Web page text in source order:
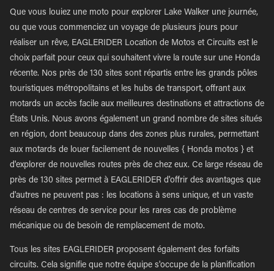
Que vous louiez une moto pour explorer Lake Walker une journée,
ou que vous commenciez un voyage de plusieurs jours pour
réaliser un rêve, EAGLERIDER Location de Motos et Circuits est le
choix parfait pour ceux qui souhaitent vivre la route sur une Honda
récente. Nos près de 130 sites sont répartis entre les grands pôles
touristiques métropolitains et les hubs de transport, offrant aux
motards un accès facile aux meilleures destinations et attractions de
États Unis. Nous avons également un grand nombre de sites situés
en région, dont beaucoup dans des zones plus rurales, permettant
aux motards de louer facilement de nouvelles { Honda motos } et
d'explorer de nouvelles routes près de chez eux. Ce large réseau de
près de 130 sites permet à EAGLERIDER d'offrir des avantages que
d'autres ne peuvent pas : les locations à sens unique, et un vaste
réseau de centres de service pour les rares cas de problème
mécanique ou de besoin de remplacement de moto.
Tous les sites EAGLERIDER proposent également des forfaits
circuits. Cela signifie que notre équipe s'occupe de la planification